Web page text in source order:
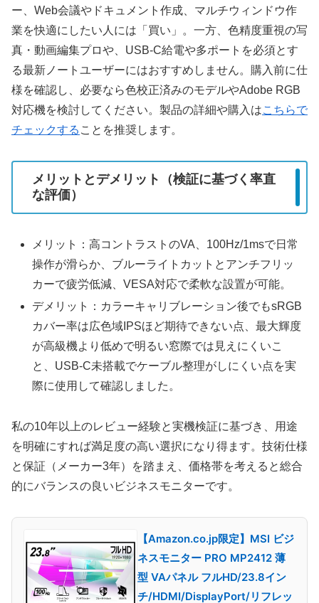
ー、Web会議やドキュメント作成、マルチウィンドウ作
業を快適にしたい人には「買い」。一方、色精度重視の写
真・動画編集プロや、USB-C給電や多ポートを必須とす
る最新ノートユーザーにはおすすめしません。購入前に仕
様を確認し、必要なら色校正済みのモデルやAdobe RGB
対応機を検討してください。製品の詳細や購入はこちらで
チェックする ことを推奨します。
メリットとデメリット（検証に基づく率直
な評価）
メリット：高コントラストのVA、100Hz/1msで日常
操作が滑らか、ブルーライトカットとアンチフリッ
カーで疲労低減、VESA対応で柔軟な設置が可能。
デメリット：カラーキャリブレーション後でもsRGB
カバー率は広色域IPSほど期待できない点、最大輝度
が高級機より低めで明るい窓際では見えにくいこ
と、USB-C未搭載でケーブル整理がしにくい点を実
際に使用して確認しました。
私の10年以上のレビュー経験と実機検証に基づき、用途
を明確にすれば満足度の高い選択になり得ます。技術仕様
と保証（メーカー3年）を踏まえ、価格帯を考えると総合
的にバランスの良いビジネスモニターです。
【Amazon.co.jp限定】MSI ビジ
ネスモニター PRO MP2412 薄
型 VAパネル フルHD/23.8イン
チ/HDMI/DisplayPort/リフレッ